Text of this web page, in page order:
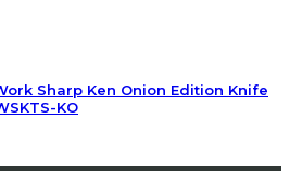
Sharp Ken Onion Edition Knife
KO